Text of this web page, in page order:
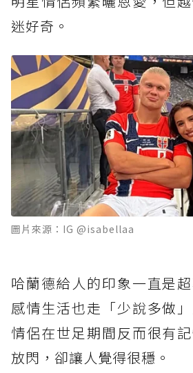
迷好奇。
圖片來源：IG @isabellaa
哈蘭德給人的印象一直是
感情生活也走「少說多做
情侶在世足期間反而很有
放閃，卻讓人覺得很穩。